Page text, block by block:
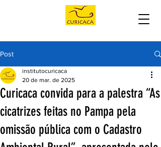
Post
Curicaca convida para a palestra “As
cicatrizes feitas no Pampa pela
omissão pública com o Cadastro
institutocuricaca
20 de mar. de 2025